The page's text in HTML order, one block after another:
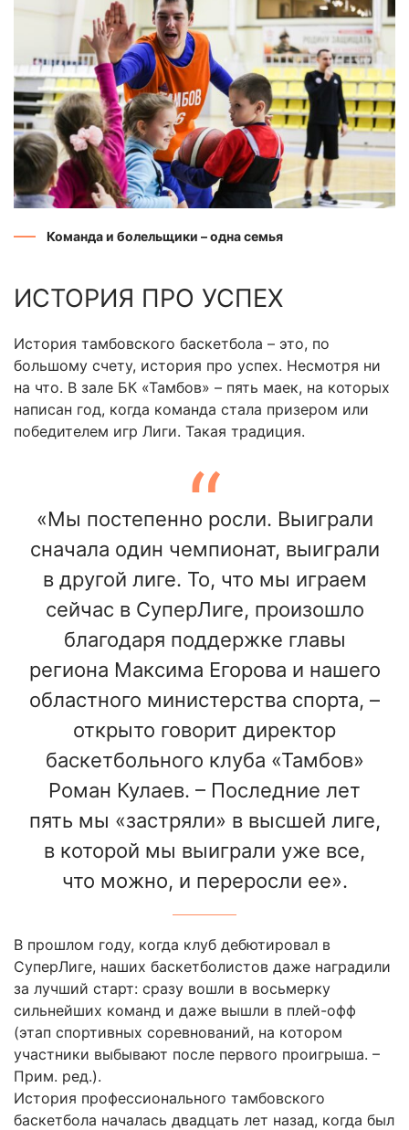
Команда и болельщики – одна семья
ИСТОРИЯ ПРО УСПЕХ
История тамбовского баскетбола – это, по
большому счету, история про успех. Несмотря ни
на что. В зале БК «Тамбов» – пять маек, на которых
написан год, когда команда стала призером или
победителем игр Лиги. Такая традиция.
«Мы постепенно росли. Выиграли
сначала один чемпионат, выиграли
в другой лиге. То, что мы играем
сейчас в СуперЛиге, произошло
благодаря поддержке главы
региона Максима Егорова и нашего
областного министерства спорта, –
открыто говорит директор
баскетбольного клуба «Тамбов»
Роман Кулаев. – Последние лет
пять мы «застряли» в высшей лиге,
в которой мы выиграли уже все,
что можно, и переросли ее».
В прошлом году, когда клуб дебютировал в
СуперЛиге, наших баскетболистов даже наградили
за лучший старт: сразу вошли в восьмерку
сильнейших команд и даже вышли в плей-офф
(этап спортивных соревнований, на котором
участники выбывают после первого проигрыша. –
Прим. ред.).
История профессионального тамбовского
баскетбола началась двадцать лет назад, когда был